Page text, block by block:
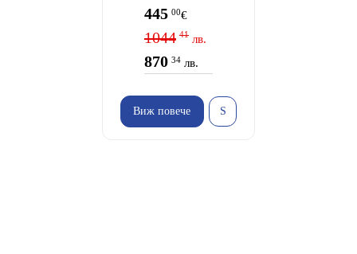
445 00€
1044 41 лв.
870 34 лв.
Виж повече